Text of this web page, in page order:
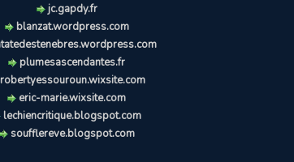
jc.gapdy.fr
blanzat.wordpress.com
plumesascendantes.fr
eric-marie.wixsite.com
lechiencritique.blogspot.com
soufflereve.blogspot.com